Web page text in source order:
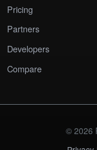
Pricing
Partners
Developers
Compare
© 2026